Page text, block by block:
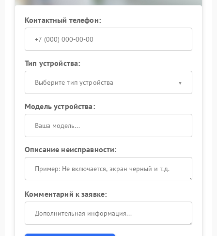
Контактный телефон:
Тип устройства:
Выберите тип устройства
Модель устройства:
Описание неисправности:
Комментарий к заявке: